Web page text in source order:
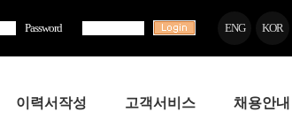
Password ENG KOR
이력서작성 고객서비스 채용안내